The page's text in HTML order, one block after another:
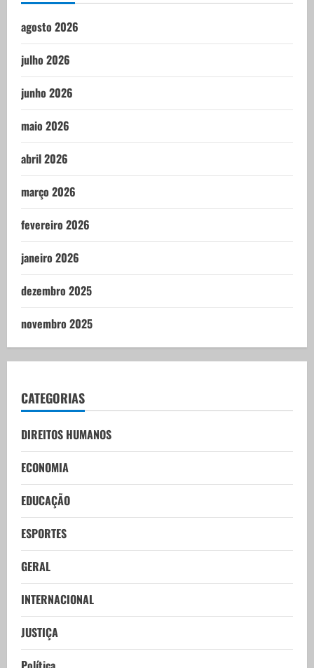
agosto 2026
julho 2026
junho 2026
maio 2026
abril 2026
março 2026
fevereiro 2026
janeiro 2026
dezembro 2025
novembro 2025
CATEGORIAS
DIREITOS HUMANOS
ECONOMIA
EDUCAÇÃO
ESPORTES
GERAL
INTERNACIONAL
JUSTIÇA